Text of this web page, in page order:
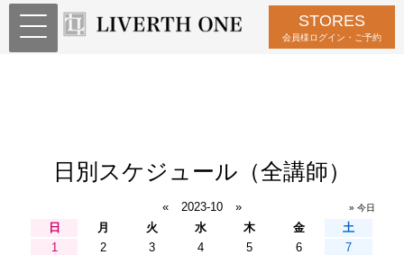
STORES
会員様ログイン・ご予約
日別スケジュール（全講師）
« 2023-10 » » 今日
日 月 火 水 木 金
土
1
2 3 4 5 6
7